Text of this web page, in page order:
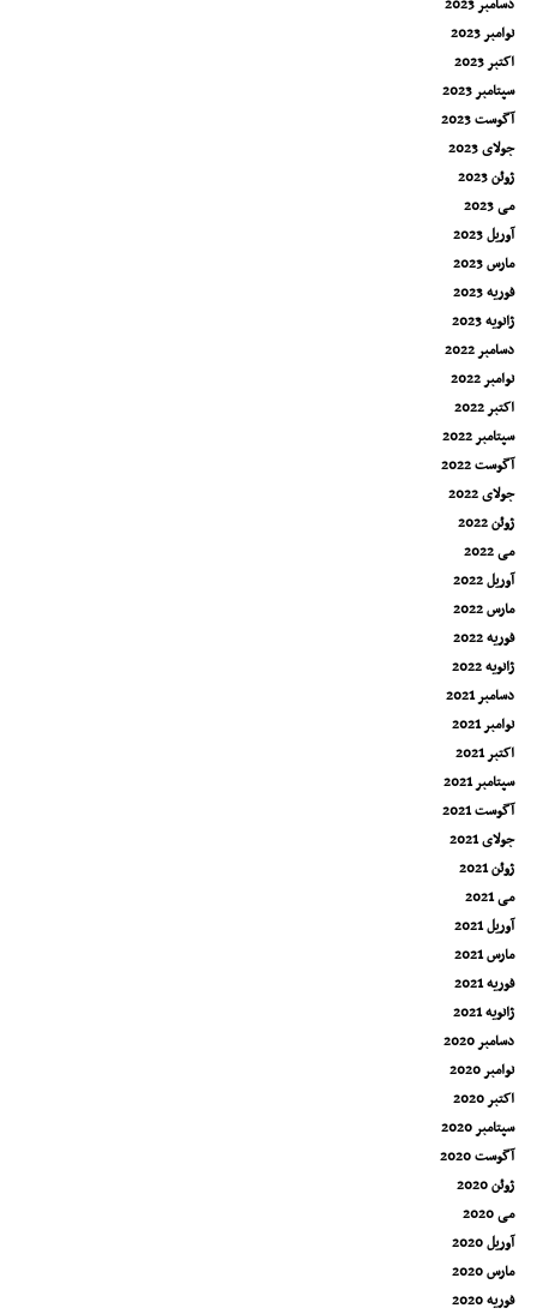
دسامبر 2023
نوامبر 2023
اکتبر 2023
سپتامبر 2023
آگوست 2023
جولای 2023
ژوئن 2023
می 2023
آوریل 2023
مارس 2023
فوریه 2023
ژانویه 2023
دسامبر 2022
نوامبر 2022
اکتبر 2022
سپتامبر 2022
آگوست 2022
جولای 2022
ژوئن 2022
می 2022
آوریل 2022
مارس 2022
فوریه 2022
ژانویه 2022
دسامبر 2021
نوامبر 2021
اکتبر 2021
سپتامبر 2021
آگوست 2021
جولای 2021
ژوئن 2021
می 2021
آوریل 2021
مارس 2021
فوریه 2021
ژانویه 2021
دسامبر 2020
نوامبر 2020
اکتبر 2020
سپتامبر 2020
آگوست 2020
ژوئن 2020
می 2020
آوریل 2020
مارس 2020
فوریه 2020